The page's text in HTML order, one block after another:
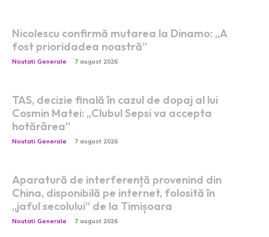
Nicolescu confirmă mutarea la Dinamo: „A
fost prioridadea noastră”
Noutati Generale 7 august 2026
TAS, decizie finală în cazul de dopaj al lui
Cosmin Matei: „Clubul Sepsi va accepta
hotărârea”
Noutati Generale 7 august 2026
Aparatură de interferență provenind din
China, disponibilă pe internet, folosită în
„jaful secolului” de la Timișoara
Noutati Generale 7 august 2026